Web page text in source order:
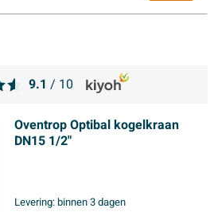
Oventrop Optibal kogelkraan
DN15 1/2"
Levering:binnen 3 dagen
9.1 / 10